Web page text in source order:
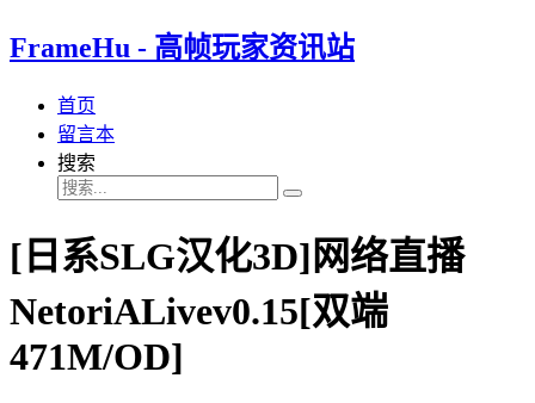
FrameHu - 高帧玩家资讯站
首页
留言本
搜索
[日系SLG汉化3D]网络直播
NetoriALivev0.15[双端
471M/OD]